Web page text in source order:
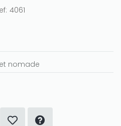
4061
nomade
really want to win a huge